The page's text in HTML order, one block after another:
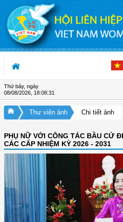
Truy cập nội dung luôn
Thứ bảy, ngày
08/08/2026, 18:08:32
Thư viện ảnh Chi tiết ảnh
PHỤ NỮ VỚI CÔNG TÁC BẦU CỬ
CÁC CẤP NHIỆM KỲ 2026 - 2031